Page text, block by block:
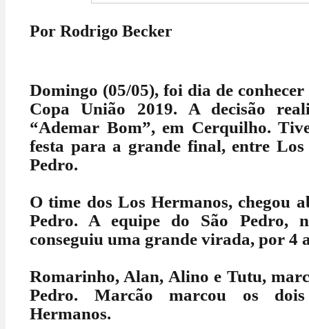
Por Rodrigo Becker
Domingo (05/05), foi dia de conhecer
Copa União 2019. A decisão
“Ademar Bom”, em Cerquilho.
festa para a grande final, entre Los
Pedro.
O time dos Los Hermanos, chegou
Pedro. A equipe do São Pedro,
conseguiu uma grande virada, por 4
Romarinho, Alan, Alino e Tutu,
Pedro. Marcão marcou os
Hermanos.